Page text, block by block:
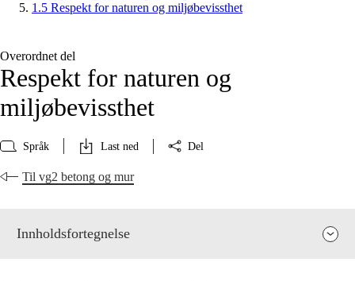
1.5 Respekt for naturen og miljøbevissthet
Overordnet del
Respekt for naturen og
miljøbevissthet
Språk Last ned Del
Til vg2 betong og mur
Innholdsfortegnelse